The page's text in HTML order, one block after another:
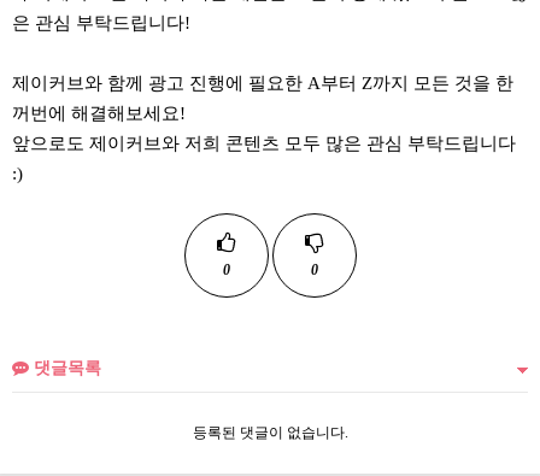
은 관심 부탁드립니다!
제이커브와 함께 광고 진행에 필요한 A부터 Z까지 모든 것을 한
꺼번에 해결해보세요!
앞으로도 제이커브와 저희 콘텐츠 모두 많은 관심 부탁드립니다
:)
0 0
댓글목록
등록된 댓글이 없습니다.